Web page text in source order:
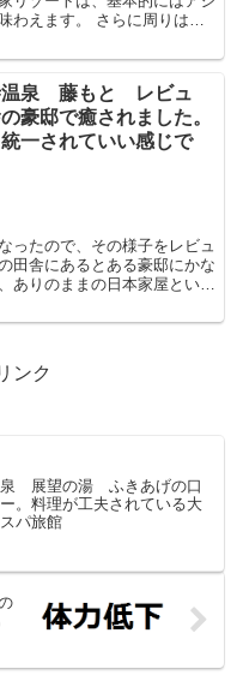
さらに周りは宿
温泉 藤もと レビュ
豪邸で癒されました。
一されていい感じで
たので、その様子をレビュ
田舎にあるとある豪邸にかな
ありのままの日本家屋という
ンク
泉 展望の湯 ふきあげの口
。料理が工夫されている大
パ旅館